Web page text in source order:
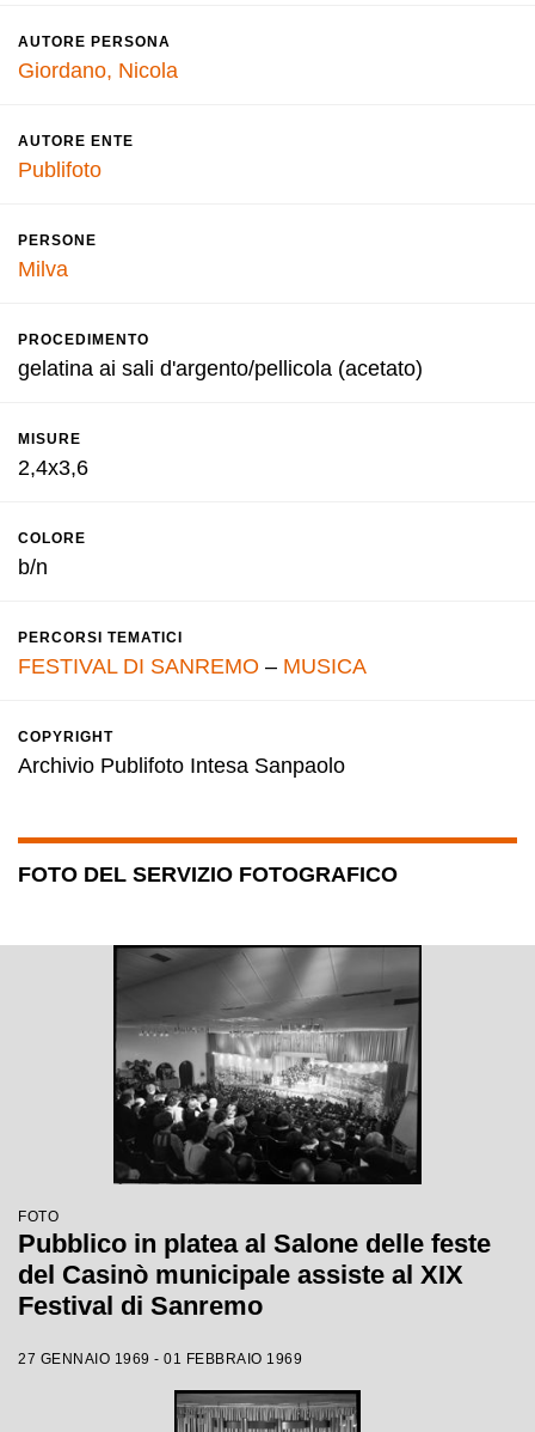
AUTORE PERSONA
Giordano, Nicola
AUTORE ENTE
Publifoto
PERSONE
Milva
PROCEDIMENTO
gelatina ai sali d'argento/pellicola (acetato)
MISURE
2,4x3,6
COLORE
b/n
PERCORSI TEMATICI
FESTIVAL DI SANREMO – MUSICA
COPYRIGHT
Archivio Publifoto Intesa Sanpaolo
FOTO DEL SERVIZIO FOTOGRAFICO
FOTO
Pubblico in platea al Salone delle feste
del Casinò municipale assiste al XIX
Festival di Sanremo
27 GENNAIO 1969 - 01 FEBBRAIO 1969